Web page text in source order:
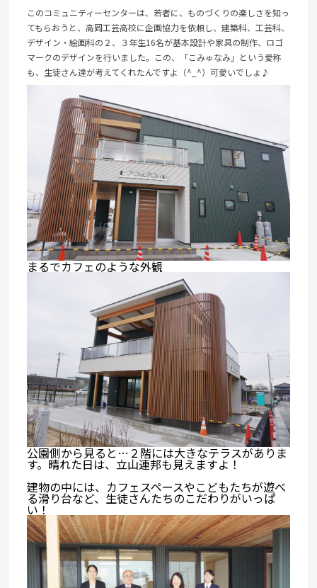
このコミュニティーセンターは、若者に、ものづくりの楽しさを知っ
てもらおうと、高岡工芸高校に企画協力を依頼し、建築科、工芸科、
デザイン・絵画科の２、３年生16名が基本設計や家具の制作、ロゴ
マークのデザインを行いました。この、「こみゅなみ」という愛称
も、生徒さん達が考えてくれたんですよ（^_^）可愛いでしょ♪
まるでカフェのような外観
公園側から見ると…２階には大きなテラスがありま
す。晴れた日は、立山連邦も見えますよ！
建物の中には、カフェスペースやこどもたちが遊べ
る滑り台など、生徒さんたちのこだわりがいっぱ
い！